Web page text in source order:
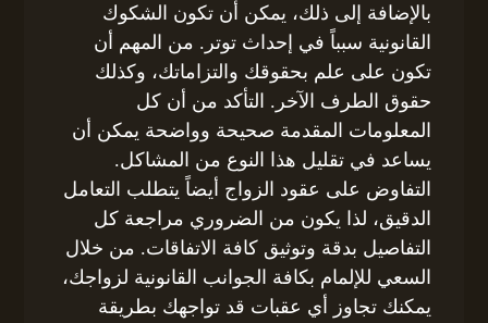
بالإضافة إلى ذلك، يمكن أن تكون الشكوك
القانونية سبباً في إحداث توتر. من المهم أن
تكون على علم بحقوقك والتزاماتك، وكذلك
حقوق الطرف الآخر. التأكد من أن كل
المعلومات المقدمة صحيحة وواضحة يمكن أن
يساعد في تقليل هذا النوع من المشاكل.
التفاوض على عقود الزواج أيضاً يتطلب التعامل
الدقيق، لذا يكون من الضروري مراجعة كل
التفاصيل بدقة وتوثيق كافة الاتفاقات. من خلال
السعي للإلمام بكافة الجوانب القانونية لزواجك،
يمكنك تجاوز أي عقبات قد تواجهك بطريقة